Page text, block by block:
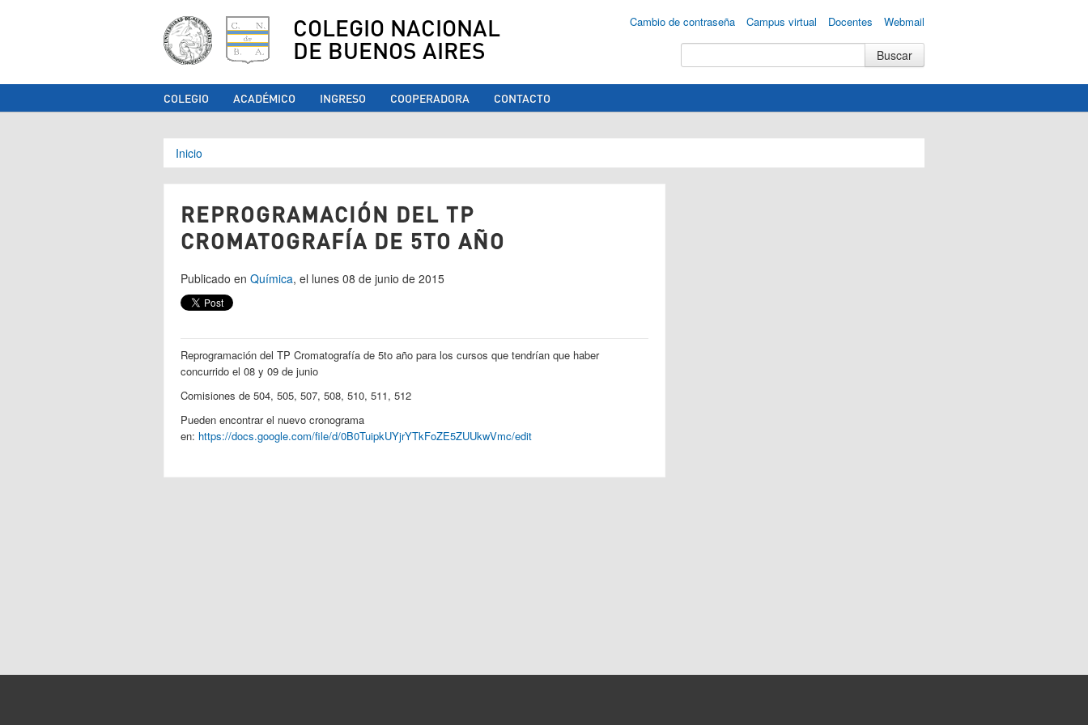
COLEGIO NACIONAL
DE BUENOS AIRES
Cambio de contraseña Campus virtual Docentes Webmail
COLEGIO ACADÉMICO INGRESO COOPERADORA CONTACTO
Se encuentra usted aquí
Inicio
REPROGRAMACIÓN DEL TP
CROMATOGRAFÍA DE 5TO AÑO
Publicado en Química, el lunes 08 de junio de 2015
Reprogramación del TP Cromatografía de 5to año para los cursos que tendrían que haber
concurrido el 08 y 09 de junio
Comisiones de ​504, 505, 507, 508, 510, 511, 512
Pueden encontrar el nuevo cronograma
en: https://docs.google.com/file/d/0B0TuipkUYjrYTkFoZE5ZUUkwVmc/edit